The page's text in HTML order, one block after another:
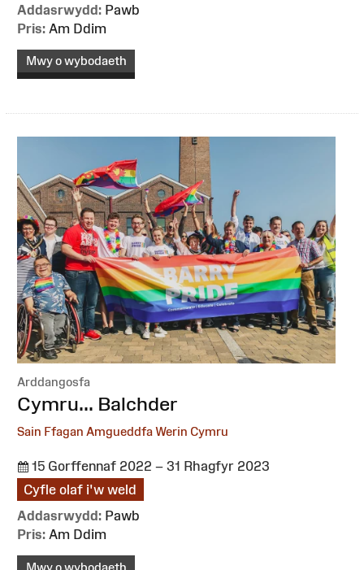
Addasrwydd: Pawb
Pris: Am Ddim
Mwy o wybodaeth
Arddangosfa
:Cymru... Balchder
Sain Ffagan Amgueddfa Werin Cymru
15 Gorffennaf 2022 – 31 Rhagfyr 2023
Cyfle olaf i'w weld
Addasrwydd: Pawb
Pris: Am Ddim
Mwy o wybodaeth